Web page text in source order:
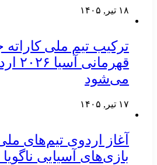
۱۸ تیر, ۱۴۰۵
ترکیب تیم ملی کاراته
می‌شود
۱۷ تیر, ۱۴۰۵
آغاز اردوی تیم‌های
بازی‌های آسیایی ناگویا از ۱۹